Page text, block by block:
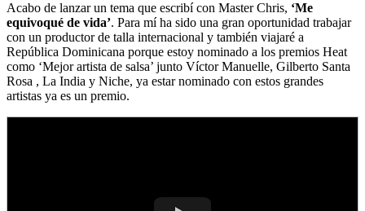
Acabo de lanzar un tema que escribí con Master Chris, ‘Me
equivoqué de vida’. Para mí ha sido una gran oportunidad trabajar
con un productor de talla internacional y también viajaré a
República Dominicana porque estoy nominado a los premios Heat
como ‘Mejor artista de salsa’ junto Víctor Manuelle, Gilberto Santa
Rosa , La India y Niche, ya estar nominado con estos grandes
artistas ya es un premio.